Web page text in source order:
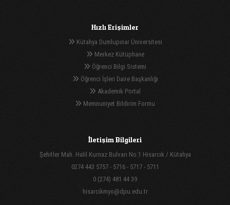
Hızlı Erişimler
Kütahya Dumlupınar Üniversitesi
Merkez Kütüphane
Öğrenci Bilgi Sistemi
Öğrenci İşleri Daire Başkanlığı
Akademik Portal
Memnuniyet Bildirim Formu
İletişim Bilgileri
Şehitler Mah. Halil Kurnaz Bulvarı No:1 Hisarcık / Kütahya
0274 443 5757 - 5716 - 5717 - 5711
0 (274) 481 44 39
hisarcikmyo@dpu.edu.tr